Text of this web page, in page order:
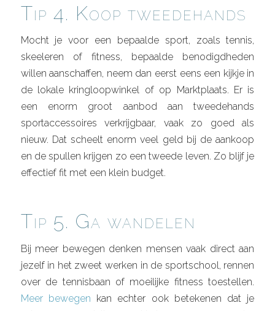
Tip 4. Koop tweedehands
Mocht je voor een bepaalde sport, zoals tennis,
skeeleren of fitness, bepaalde benodigdheden
willen aanschaffen, neem dan eerst eens een kijkje in
de lokale kringloopwinkel of op Marktplaats. Er is
een enorm groot aanbod aan tweedehands
sportaccessoires verkrijgbaar, vaak zo goed als
nieuw. Dat scheelt enorm veel geld bij de aankoop
en de spullen krijgen zo een tweede leven. Zo blijf je
effectief fit met een klein budget.
Tip 5. Ga wandelen
Bij meer bewegen denken mensen vaak direct aan
jezelf in het zweet werken in de sportschool, rennen
over de tennisbaan of moeilijke fitness toestellen.
Meer bewegen kan echter ook betekenen dat je